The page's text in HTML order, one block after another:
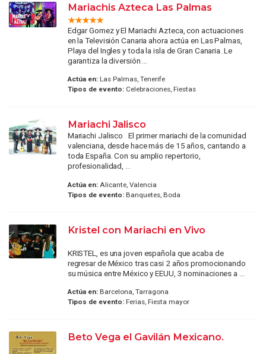
Mariachis Azteca Las Palmas
Edgar Gomez y El Mariachi Azteca, con actuaciones
en la Televisión Canaria ahora actúa en Las Palmas,
Playa del Ingles y toda la isla de Gran Canaria. Le
garantiza la diversión ...
Actúa en:Las Palmas, Tenerife
Tipos de evento:Celebraciones, Fiestas
Mariachi Jalisco
Mariachi Jalisco El primer mariachi de la comunidad
valenciana, desde hace más de 15 años, cantando a
toda España. Con su amplio repertorio,
profesionalidad, ...
Actúa en:Alicante, Valencia
Tipos de evento:Banquetes, Boda
Kristel con Mariachi en Vivo
KRISTEL, es una joven española que acaba de
regresar de México tras casi 2 años promocionando
su música entre México y EEUU, 3 nominaciones a ...
Actúa en:Barcelona, Tarragona
Tipos de evento:Ferias, Fiesta mayor
Beto Vega el Gavilán Mexicano.